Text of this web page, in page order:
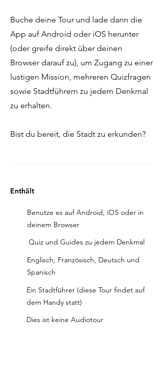
Buche deine Tour und lade dann die
App auf Android oder iOS herunter
(oder greife direkt über deinen
Browser darauf zu), um Zugang zu einer
lustigen Mission, mehreren Quizfragen
sowie Stadtführern zu jedem Denkmal
zu erhalten.
Bist du bereit, die Stadt zu erkunden?
Enthält
Benutze es auf Android, iOS oder in
deinem Browser
Quiz und Guides zu jedem Denkmal
Englisch, Französisch, Deutsch und
Spanisch
Ein Stadtführer (diese Tour findet auf
dem Handy statt)
Dies ist keine Audiotour